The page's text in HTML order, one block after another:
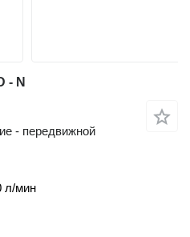
- N
- передвижной
л/мин